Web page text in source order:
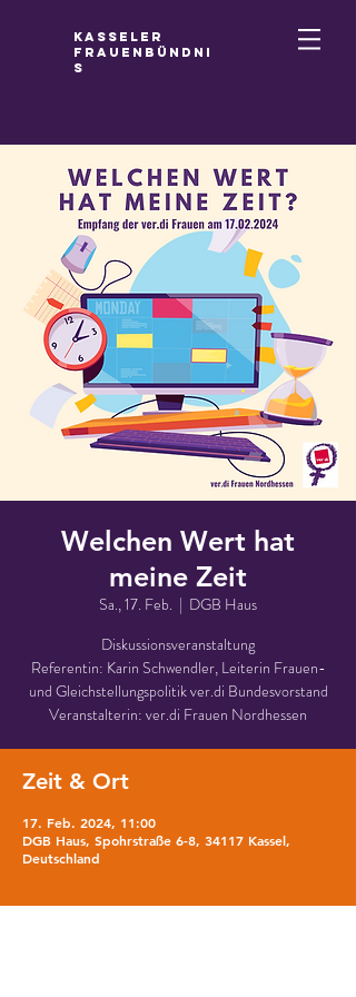
Kasseler
Frauenbündni
s
Welchen Wert hat
meine Zeit
Sa., 17. Feb.
  |
DGB Haus
Diskussionsveranstaltung
Referentin: Karin Schwendler, Leiterin Frauen-
und Gleichstellungspolitik ver.di Bundesvorstand
Veranstalterin: ver.di Frauen Nordhessen
Zeit & Ort
17. Feb. 2024, 11:00
DGB Haus, Spohrstraße 6-8, 34117 Kassel,
Deutschland